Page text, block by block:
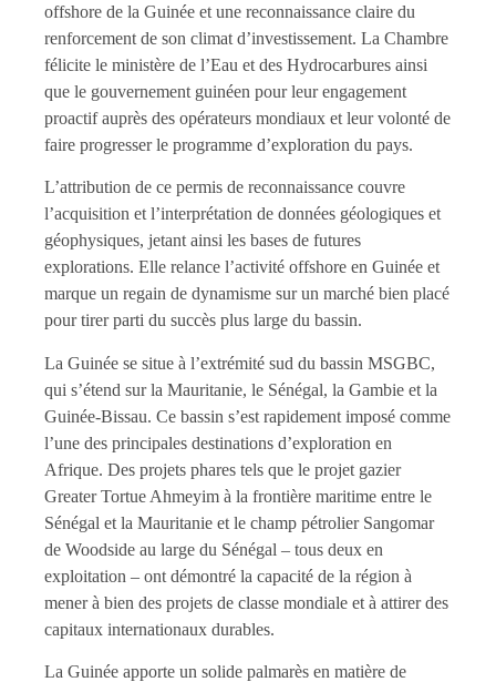
offshore de la Guinée et une reconnaissance claire du
renforcement de son climat d’investissement. La Chambre
félicite le ministère de l’Eau et des Hydrocarbures ainsi
que le gouvernement guinéen pour leur engagement
proactif auprès des opérateurs mondiaux et leur volonté de
faire progresser le programme d’exploration du pays.
L’attribution de ce permis de reconnaissance couvre
l’acquisition et l’interprétation de données géologiques et
géophysiques, jetant ainsi les bases de futures
explorations. Elle relance l’activité offshore en Guinée et
marque un regain de dynamisme sur un marché bien placé
pour tirer parti du succès plus large du bassin.
La Guinée se situe à l’extrémité sud du bassin MSGBC,
qui s’étend sur la Mauritanie, le Sénégal, la Gambie et la
Guinée-Bissau. Ce bassin s’est rapidement imposé comme
l’une des principales destinations d’exploration en
Afrique. Des projets phares tels que le projet gazier
Greater Tortue Ahmeyim à la frontière maritime entre le
Sénégal et la Mauritanie et le champ pétrolier Sangomar
de Woodside au large du Sénégal – tous deux en
exploitation – ont démontré la capacité de la région à
mener à bien des projets de classe mondiale et à attirer des
capitaux internationaux durables.
La Guinée apporte un solide palmarès en matière de